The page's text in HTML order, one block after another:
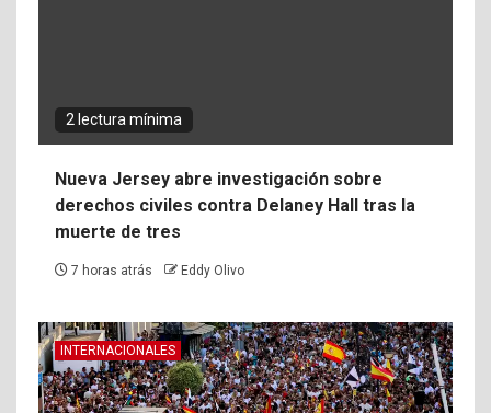
2 lectura mínima
Nueva Jersey abre investigación sobre
derechos civiles contra Delaney Hall tras la
muerte de tres
7 horas atrás Eddy Olivo
INTERNACIONALES